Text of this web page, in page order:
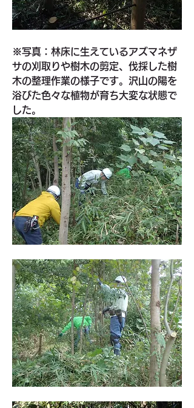
※写真：林床に生えているアズマネザ
サの刈取りや樹木の剪定、伐採した樹
木の整理作業の様子です。沢山の陽を
浴びた色々な植物が育ち大変な状態で
した。